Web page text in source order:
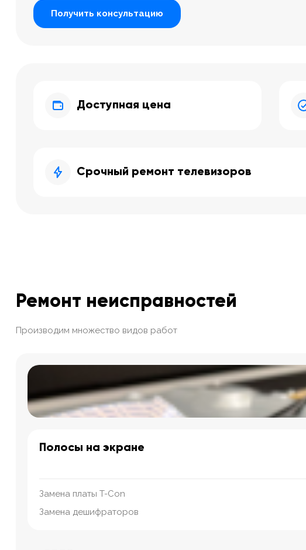
Получить консультацию
Доступная цена
Срочный ремонт телевизоров
Ремонт неисправностей
Производим множество видов работ
Полосы на экране
Замена платы T-Con
Замена дешифраторов